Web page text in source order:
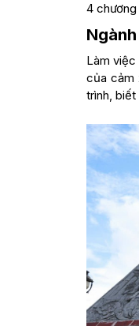
4 chương
Làm việc
của cảm
trình, biết